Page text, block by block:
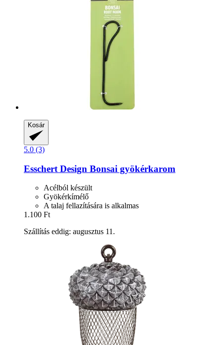
Kosár
5.0 (3)
Esschert Design Bonsai gyökérkarom
Acélból készült
Gyökérkímélő
A talaj fellazítására is alkalmas
1.100 Ft
Szállítás eddig: augusztus 11.